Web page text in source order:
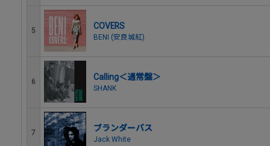
5 COVERS
BENI (安良城紅)
6 Calling＜通常盤＞
SHANK
7 ブランダーバス
Jack White